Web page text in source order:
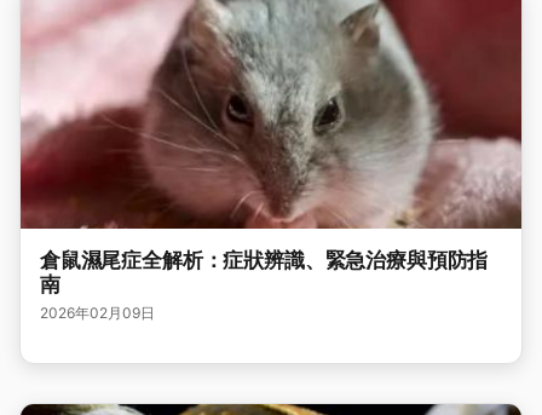
倉鼠濕尾症全解析：症狀辨識、緊急治療與預防指
南
2026年02月09日